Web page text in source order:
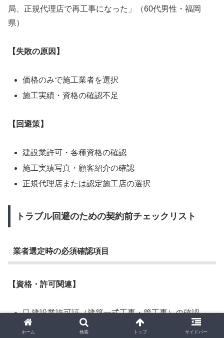
局、正規代理店で再工事になった」（60代男性・福岡
県）
【失敗の原因】
価格のみで施工業者を選択
施工実績・資格の確認不足
【回避策】
建設業許可・各種資格の確認
施工実績写真・顧客紹介の確認
正規代理店または認定施工店の選択
トラブル回避のための契約前チェックリスト
業者選定時の必須確認項目
【資格・許可関連】
☐ 建設業許可証（建築一式工事・管工事）の確認
☐ 給水装置工事事業者指定の確認
ホーム 検索 トップ サイドバー